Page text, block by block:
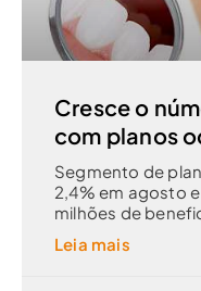
Cresce o
com planos
Segmento de
2,4% em agosto
milhões de
Leia mais